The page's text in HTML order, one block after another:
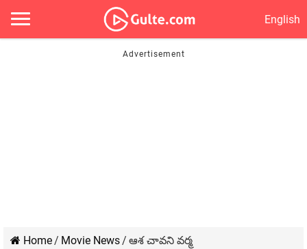
English
Home/ Movie News/ ఆశ చావని వర్మ